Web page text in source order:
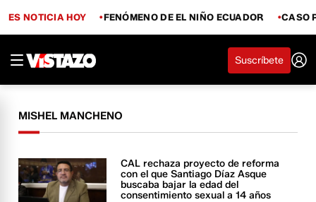
ES NOTICIA HOY FENÓMENO DE EL NIÑO ECUADOR CASO
Suscríbete
MISHEL MANCHENO
CAL rechaza proyecto de reforma
con el que Santiago Díaz Asque
buscaba bajar la edad del
consentimiento sexual a 14 años